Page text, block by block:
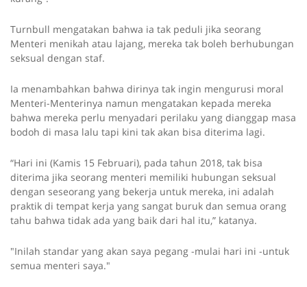
Turnbull mengatakan bahwa ia tak peduli jika seorang
Menteri menikah atau lajang, mereka tak boleh berhubungan
seksual dengan staf.
Ia menambahkan bahwa dirinya tak ingin mengurusi moral
Menteri-Menterinya namun mengatakan kepada mereka
bahwa mereka perlu menyadari perilaku yang dianggap masa
bodoh di masa lalu tapi kini tak akan bisa diterima lagi.
“Hari ini (Kamis 15 Februari), pada tahun 2018, tak bisa
diterima jika seorang menteri memiliki hubungan seksual
dengan seseorang yang bekerja untuk mereka, ini adalah
praktik di tempat kerja yang sangat buruk dan semua orang
tahu bahwa tidak ada yang baik dari hal itu,” katanya.
"Inilah standar yang akan saya pegang -mulai hari ini -untuk
semua menteri saya."